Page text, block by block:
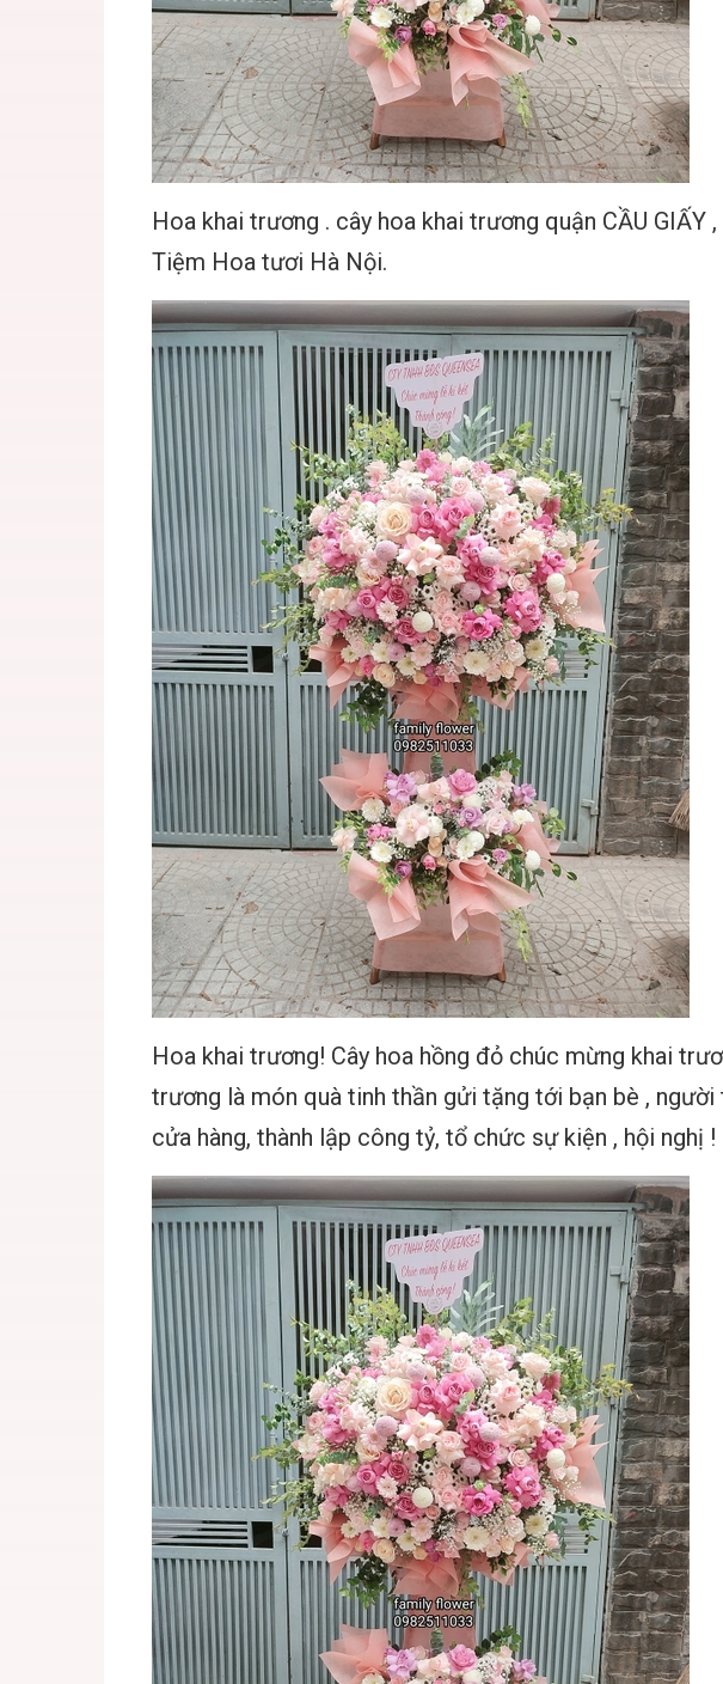
Hoa khai trương . cây hoa khai trương quận CẦU GIẤY
Tiệm Hoa tươi Hà Nội.
Hoa khai trương! Cây hoa hồng đỏ chúc mừng khai
trương là món quà tinh thần gửi tặng tới bạn bè , người
cửa hàng, thành lập công tỷ, tổ chức sự kiện , hội nghị !